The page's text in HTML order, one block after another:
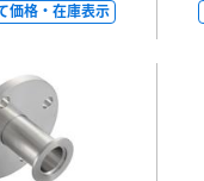
価格・在庫表示